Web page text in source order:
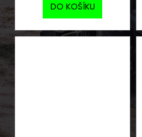
DO KOŠÍKU